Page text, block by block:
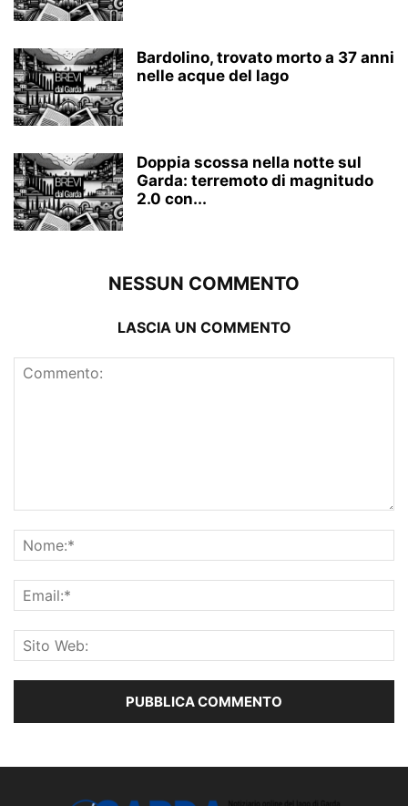
Bardolino, trovato morto a 37 anni
nelle acque del lago
Doppia scossa nella notte sul
Garda: terremoto di magnitudo
2.0 con...
NESSUN COMMENTO
LASCIA UN COMMENTO